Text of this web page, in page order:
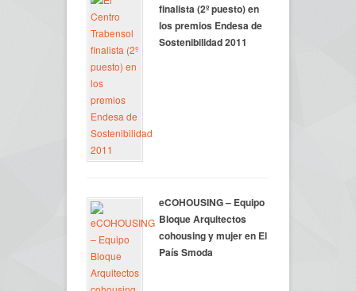
finalista (2º puesto) en
los premios Endesa de
Sostenibilidad 2011
eCOHOUSING – Equipo
Bloque Arquitectos
cohousing y mujer en El
País Smoda